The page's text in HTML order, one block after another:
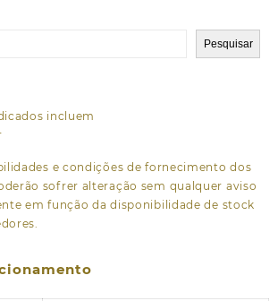
Pesquisar
incluem
e condições de fornecimento dos
sofrer alteração sem qualquer aviso
em função da disponibilidade de stock